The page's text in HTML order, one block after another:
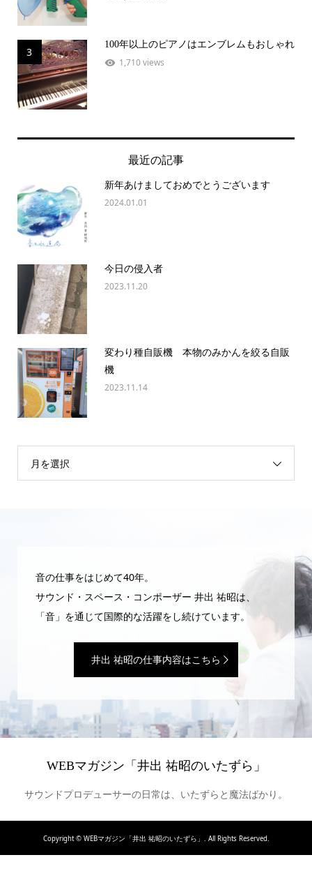
3
100年以上のピアノはエンブレムもおしゃれ
1,710 views
最近の記事
新年あけましておめでとうございます
2024.01.01
今日の侵入者
2023.11.20
変わり種自販機 本物のみかんを絞る自販
機
2023.11.14
月を選択
音の仕事をはじめて40年。
サウンド・スペース・コンポーザー 井出 祐昭は、
「音」を通じて国際的な活躍をし続けています。
井出 祐昭の仕事内容はこちら
WEBマガジン「井出 祐昭のいたずら」
サウンドプロデューサーの日常は、いたずらと魔法ばかり。
Copyright ©WEBマガジン「井出 祐昭のいたずら」. All Rights Reserved.